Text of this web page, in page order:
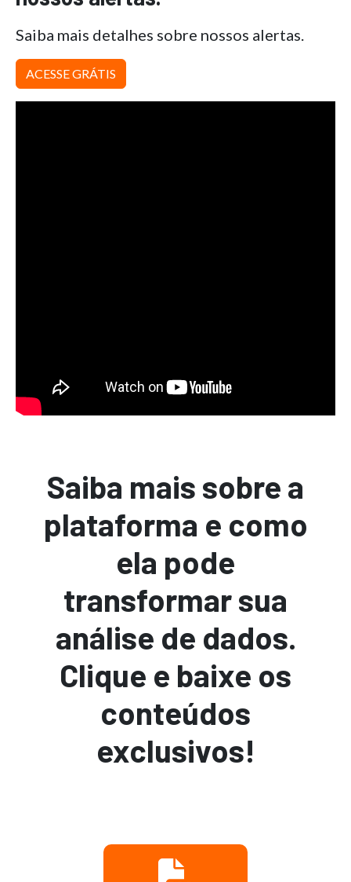
Saiba mais detalhes sobre nossos alertas.
ACESSE GRÁTIS
Saiba mais sobre a
plataforma e como
ela pode
transformar sua
análise de dados.
Clique e baixe os
conteúdos
exclusivos!